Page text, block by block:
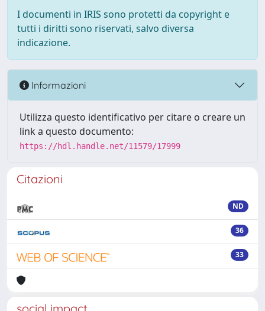
I documenti in IRIS sono protetti da copyright e
tutti i diritti sono riservati, salvo diversa
indicazione.
Informazioni
Utilizza questo identificativo per citare o creare un
link a questo documento:
https://hdl.handle.net/11579/17999
Citazioni
ND
36
33